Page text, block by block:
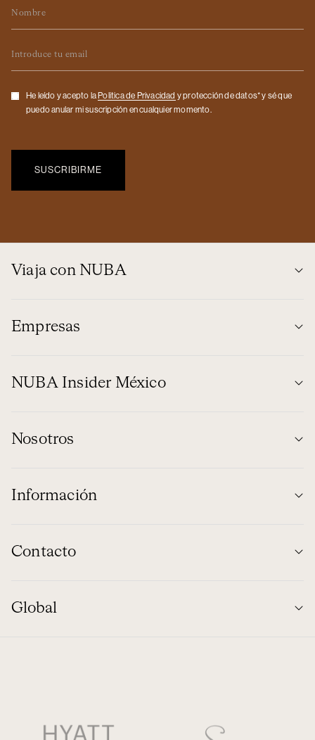
Checkbox
He leído y acepto la Politica de Privacidad y protección de datos* y sé que
puedo anular mi suscripción en cualquier momento.
Viaja con NUBA
Empresas
NUBA Insider México
Nosotros
Información
Contacto
Global